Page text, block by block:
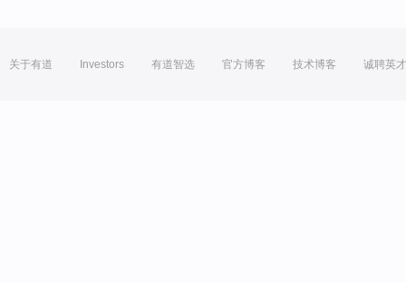
关于有道 Investors 有道智选 官方博客 技术博客 诚聘英才